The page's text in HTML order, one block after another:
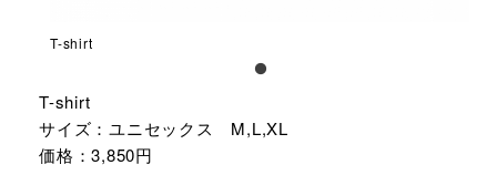
T-shirt
T-shirt
サイズ：ユニセックス M,L,XL
価格：3,850円